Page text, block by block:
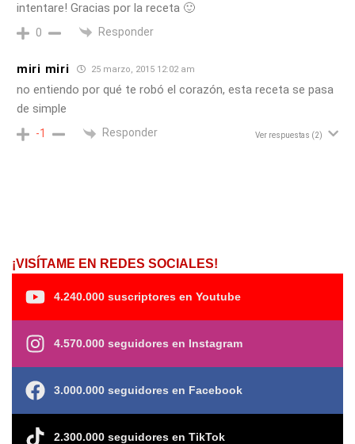
intentare! Gracias por la receta 🙂
0 Responder
miri miri 25 marzo, 2015 12:02 am
no entiendo por qué te robó el corazón, esta receta se pasa
de simple
-1 Responder Ver respuestas (2)
¡VISÍTAME EN REDES SOCIALES!
4.240.000 suscriptores en Youtube
4.570.000 seguidores en Instagram
3.000.000 seguidores en Facebook
2.300.000 seguidores en TikTok